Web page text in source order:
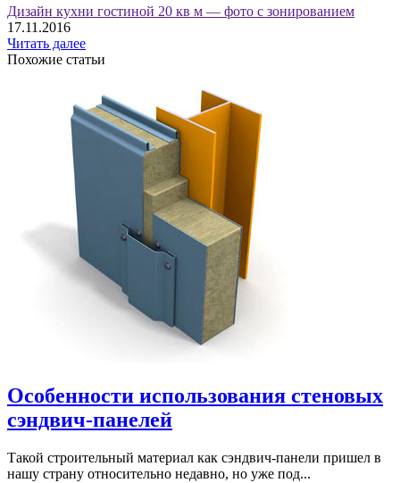
Дизайн кухни гостиной 20 кв м — фото с зонированием
17.11.2016
Читать далее
Похожие статьи
Особенности использования стеновых
сэндвич-панелей
Такой строительный материал как сэндвич-панели пришел в
нашу страну относительно недавно, но уже под...